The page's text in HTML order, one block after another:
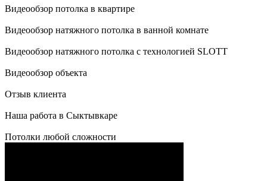
Видеообзор потолка в квартире
Видеообзор натяжного потолка в ванной комнате
Видеообзор натяжного потолка с технологией SLOTT
Видеообзор объекта
Отзыв клиента
Наша работа в Сыктывкаре
Потолки любой сложности